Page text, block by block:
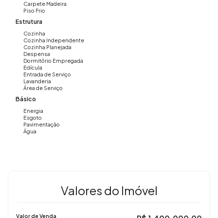
Gostou deste imóvel? Entre em contato.
📞 (19) 3648-8494
Imovibe Imóveis – A imobiliária que causa magia em você.
Carpete Madeira
Piso Frio
Estrutura
Cozinha
Cozinha Independente
Cozinha Planejada
Despensa
Dormitório Empregada
Edícula
Entrada de Serviço
Lavanderia
Área de Serviço
Básico
Energia
Esgoto
Pavimentação
Água
Valores do Imóvel
Valor de Venda